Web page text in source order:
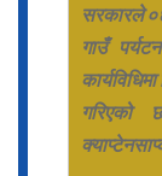
सरकारले
गाउँ
गरिएको